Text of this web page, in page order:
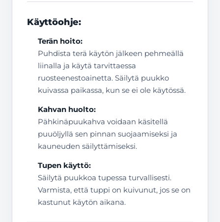
Käyttöohje:
Terän hoito:
Puhdista terä käytön jälkeen pehmeällä
liinalla ja käytä tarvittaessa
ruosteenestoainetta. Säilytä puukko
kuivassa paikassa, kun se ei ole käytössä.
Kahvan huolto:
Pähkinäpuukahva voidaan käsitellä
puuöljyllä sen pinnan suojaamiseksi ja
kauneuden säilyttämiseksi.
Tupen käyttö:
Säilytä puukkoa tupessa turvallisesti.
Varmista, että tuppi on kuivunut, jos se on
kastunut käytön aikana.